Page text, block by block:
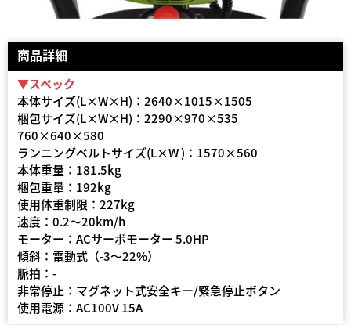
商品詳細
▼スペック
本体サイズ(L×W×H)：2640×1015×1505
梱包サイズ(L×W×H)：2290×970×535
760×640×580
ランニングベルトサイズ(L×W )：1570×560
本体重量：181.5kg
梱包重量：192kg
使用体重制限：227kg
速度：0.2〜20km/h
モーター：ACサーボモーター 5.0HP
傾斜：電動式（-3〜22%）
脈拍：-
非常停止：マグネット式安全キー/緊急停止ボタン
使用電源：AC100V 15A